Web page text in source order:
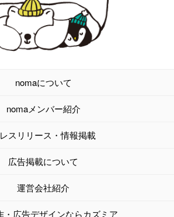
nomaについて
nomaメンバー紹介
スリリース・情報掲載
広告掲載について
運営会社紹介
・広告デザインならカズミア